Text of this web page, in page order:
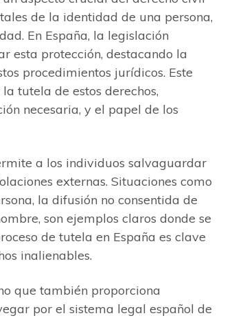
de la identidad de una persona,
En España, la legislación
esta protección, destacando la
procedimientos jurídicos. Este
tutela de estos derechos,
necesaria, y el papel de los
a los individuos salvaguardar
externas. Situaciones como
la difusión no consentida de
son ejemplos claros donde se
de tutela en España es clave
inalienables.
que también proporciona
por el sistema legal español de